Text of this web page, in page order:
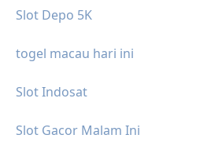
Slot Depo 5K
togel macau hari ini
Slot Indosat
Slot Gacor Malam Ini